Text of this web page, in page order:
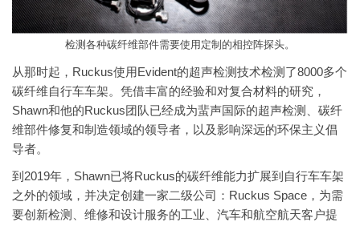
检测各种碳纤维部件需要使用定制的相控阵探头。
从那时起，Ruckus使用Evident的超声检测技术检测了8000多个
碳纤维自行车车架。凭借丰富的经验和对复合材料的研究，
Shawn和他的Ruckus团队已经成为蜚声国际的超声检测、碳纤
维部件修复和制造领域的领导者，以及影响深远的环保主义倡
导者。
到2019年，Shawn已将Ruckus的碳纤维能力扩展到自行车车架
之外的领域，并决定创建一家二级公司：Ruckus Space，为需
要创新检测、维修和设计服务的工业、汽车和航空航天客户提